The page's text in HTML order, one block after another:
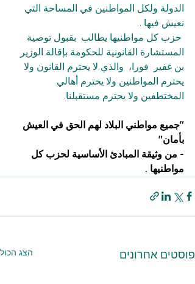
الدولة ولكل المواطنين في المساحة التي
نعيش فيها .
حزب كل مواطنيها يطالب  بقبول توصية
المستشارة القانونية للحكومة بإقالة الوزير
بن غفير  فورا،  والذي لا يحترم القانون ولا
يحترم المواطنين ولا يحترم أهالي
المختطفين ولا يحترم مستقبلنا.
"جميع مواطني البلاد لهم الحق في العيش
بأمان"
- من وثيقة المبادئ الأساسية لحزب كل
مواطنيها .
פוסטים אחרונים הצג הכול